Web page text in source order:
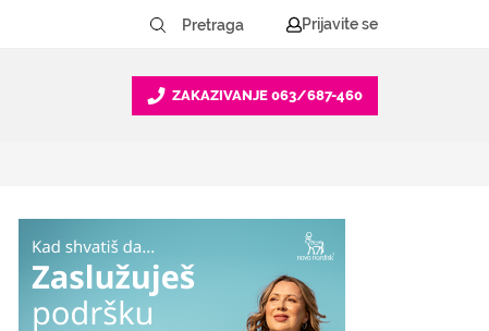
Prijavite se
ZAKAZIVANJE 063/687-460